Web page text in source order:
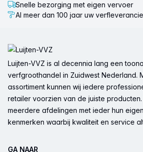
Snelle bezorging met eigen vervoer
Al meer dan 100 jaar uw
Luijten-VVZ is al decennia lang een
verfgroothandel in Zuidwest Nederland.
assortiment kunnen wij iedere
retailer voorzien van de juiste
meerdere afdelingen met ieder hun
kenmerken waarbij kwaliteit en service
GA NAAR